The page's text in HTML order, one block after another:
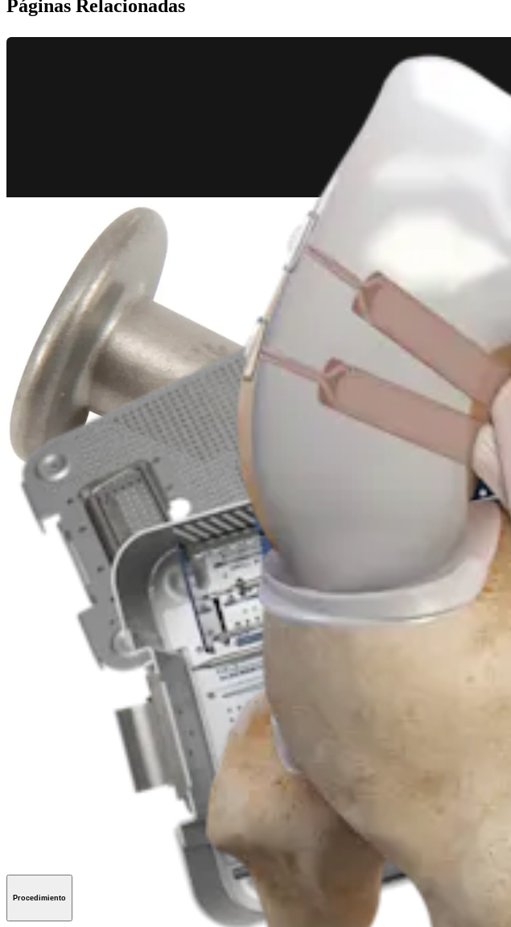
Páginas Relacionadas
Set de instrumentos para fijación cortical del LCA/LCP
Producto
Postes, arandelas y grapas
¿Cómo podemos ayudarlo?
Ver eventos, laboratorios y oportunidades educativas
Regístrese para recibir: ¿Qué hay de nuevo en Arthrex?
Procedimiento